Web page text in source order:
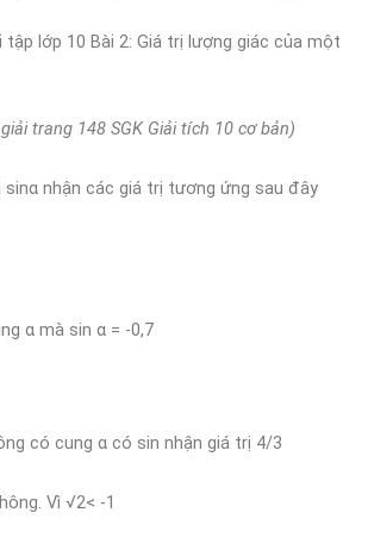
tập lớp 10 Bài 2: Giá trị lượng giác của một
trang 148 SGK Giải tích 10 cơ bản)
sinα nhận các giá trị tương ứng sau đây
α mà sin α = -0,7
có cung α có sin nhận giá trị 4/3
Vì √2< -1